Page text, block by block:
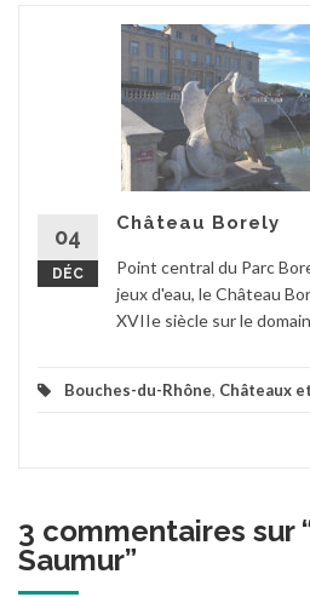
04
DÉC
Château Borely
Point central du Parc
jeux d'eau, le Château
XVIIe siècle sur le
Bouches-du-Rhône, Châteaux
3 commentaires sur
Saumur”